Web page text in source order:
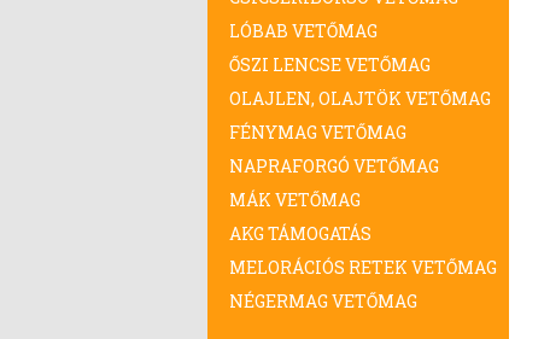
LÓBAB VETŐMAG
ŐSZI LENCSE VETŐMAG
OLAJLEN, OLAJTÖK VETŐMAG
FÉNYMAG VETŐMAG
NAPRAFORGÓ VETŐMAG
MÁK VETŐMAG
AKG TÁMOGATÁS
MELORÁCIÓS RETEK VETŐMAG
NÉGERMAG VETŐMAG